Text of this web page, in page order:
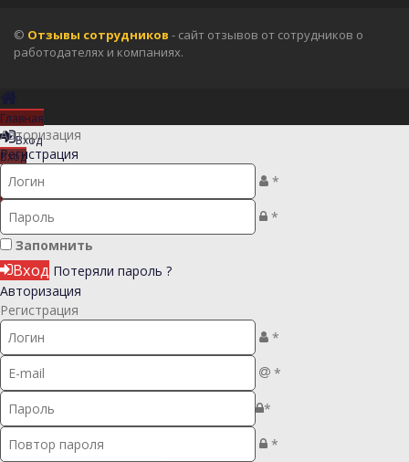
© Отзывы сотрудников - сайт отзывов от сотрудников о
работодателях и компаниях.
Главная
Вход
Вход
Регистрация
Регистрация
Авторизация
Регистрация
*
*
Запомнить
Вход Потеряли пароль ?
Авторизация
Регистрация
*
*
*
*